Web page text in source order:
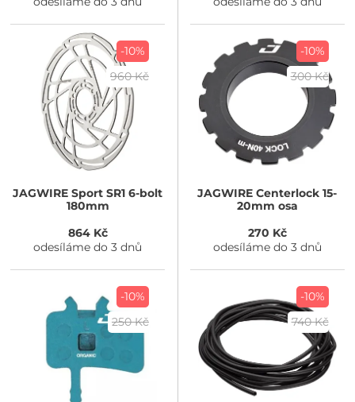
-10%
960 Kč
JAGWIRE Sport SR1 6-bolt
180mm
864 Kč
odesíláme do 3 dnů
-10%
300 Kč
JAGWIRE Centerlock 15-
20mm osa
270 Kč
odesíláme do 3 dnů
-10%
250 Kč
-10%
740 Kč